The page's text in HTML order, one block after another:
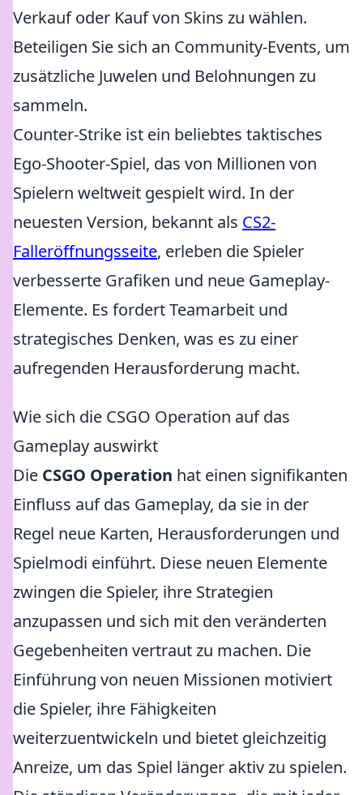
Verkauf oder Kauf von Skins zu wählen.
Beteiligen Sie sich an Community-Events, um
zusätzliche Juwelen und Belohnungen zu
sammeln.
Counter-Strike ist ein beliebtes taktisches
Ego-Shooter-Spiel, das von Millionen von
Spielern weltweit gespielt wird. In der
neuesten Version, bekannt als CS2-
Falleröffnungsseite, erleben die Spieler
verbesserte Grafiken und neue Gameplay-
Elemente. Es fordert Teamarbeit und
strategisches Denken, was es zu einer
aufregenden Herausforderung macht.
Wie sich die CSGO Operation auf das
Gameplay auswirkt
Die CSGO Operation hat einen signifikanten
Einfluss auf das Gameplay, da sie in der
Regel neue Karten, Herausforderungen und
Spielmodi einführt. Diese neuen Elemente
zwingen die Spieler, ihre Strategien
anzupassen und sich mit den veränderten
Gegebenheiten vertraut zu machen. Die
Einführung von neuen Missionen motiviert
die Spieler, ihre Fähigkeiten
weiterzuentwickeln und bietet gleichzeitig
Anreize, um das Spiel länger aktiv zu spielen.